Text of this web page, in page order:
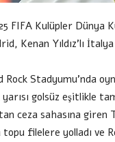
FIFA Kulüpler Dünya
Kenan Yıldız’lı
Stadyumu’nda
yarısı golsüz eşitlikle
ceza sahasına giren
filelere yolladı ve